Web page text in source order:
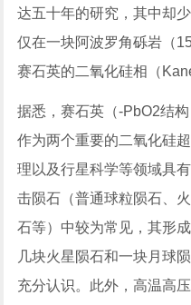
达五十年的研究，其中却
仅在一块阿波罗角砾岩（
赛石英的二氧化硅相（
据悉，赛石英（-PbO2结
作为两个重要的二氧化硅
理以及行星科学等领域具
击陨石（普通球粒陨石、
石等）中较为常见，其形
几块火星陨石和一块月球
充分认识。此外，高温高